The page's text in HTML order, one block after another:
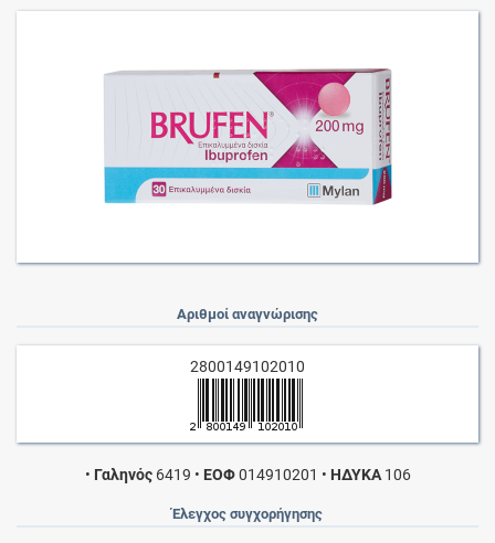
Αριθμοί αναγνώρισης
2800149102010
• Γαληνός6419 • ΕΟΦ014910201 • ΗΔΥΚΑ106
Έλεγχος συγχορήγησης